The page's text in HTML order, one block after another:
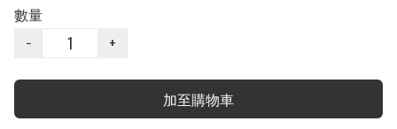
數量
−
+
加至購物車